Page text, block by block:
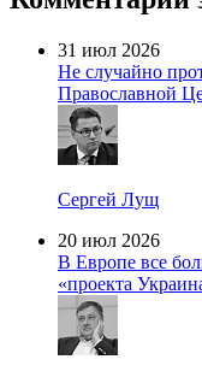
31 июл 2026
Не случайно
Православной
Сергей Лущ
20 июл 2026
В Европе все
«проекта